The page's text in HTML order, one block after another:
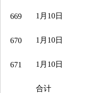
669 1月10日
670 1月10日
671 1月10日
合计